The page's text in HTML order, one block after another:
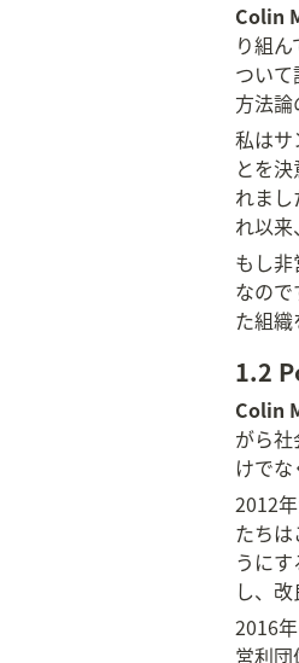
Colin
り組
つい
方法
私はサ
とを
れま
れ以来
もし
なの
た組織
1.2
Colin
がら
けで
2012
たち
うに
し、
2016
営利